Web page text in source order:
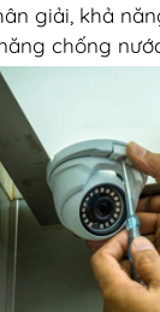
giải, khả
chống